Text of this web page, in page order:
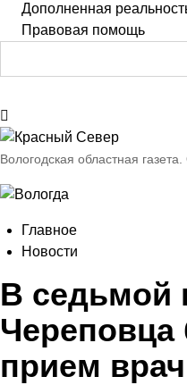
Дополненная
Правовая помощь
Вологодская областная газета.
Главное
Новости
В седьмой
Череповца
прием